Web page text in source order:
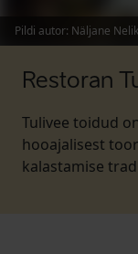
Pildi autor: Näljane Nelik
Restoran
Tulivee toidud
hooajalisest
kalastamise